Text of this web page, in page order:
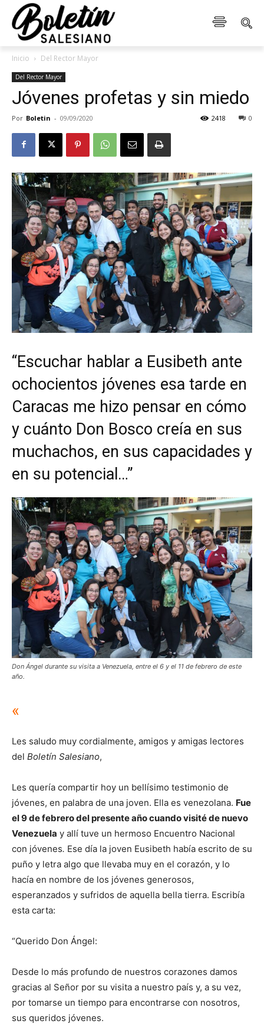
Inicio Del Rector Mayor
Del Rector Mayor
Jóvenes profetas y sin miedo
Por Boletin - 09/09/2020 0
2418
“Escuchar hablar a Eusibeth ante
ochocientos jóvenes esa tarde en
Caracas me hizo pensar en cómo
y cuánto Don Bosco creía en sus
muchachos, en sus capacidades y
en su potencial…”
Don Ángel durante su visita a Venezuela, entre el 6 y el 11 de febrero de este
año.
«
Les saludo muy cordialmente, amigos y amigas lectores
del Boletín Salesiano,
Les quería compartir hoy un bellísimo testimonio de
jóvenes, en palabra de una joven. Ella es venezolana. Fue
el 9 de febrero del presente año cuando visité de nuevo
Venezuela y allí tuve un hermoso Encuentro Nacional
con jóvenes. Ese día la joven Eusibeth había escrito de su
puño y letra algo que llevaba muy en el corazón, y lo
hacía en nombre de los jóvenes generosos,
esperanzados y sufridos de aquella bella tierra. Escribía
esta carta:
“Querido Don Ángel:
Desde lo más profundo de nuestros corazones damos
gracias al Señor por su visita a nuestro país y, a su vez,
por tomarse un tiempo para encontrarse con nosotros,
sus queridos jóvenes.